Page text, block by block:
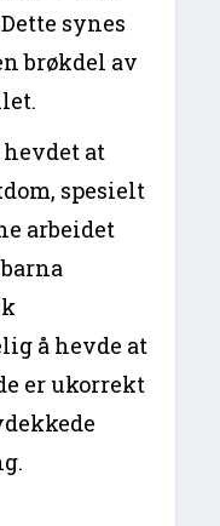
synes
brøkdel av
at
spesielt
arbeidet
å hevde at
er ukorrekt